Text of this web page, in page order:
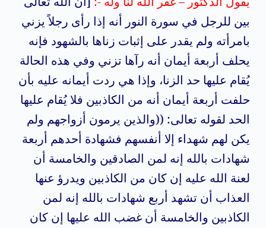
بين للرجل في سورة النور أنه إذا رأى رجلاً يزني
بامرأته ولم يقدر على إثبات زناها بالشهود فإنه
يحلف أربعة أيمان أنه رآها تزني وفي هذه الحالة
يُقام عليها حد الزنا، وإذا هي ردت أيمانه عليه بأن
حلفت أربعة أيمان أنه من الكاذبين فلا يُقام عليها
الحد لقوله تعالى: ((والذين يرمون أزواجهم ولم
يكن لهم شهداء إلا أنفسهم فشهادة أحدهم أربعة
شهادات بالله إنه لمن الصادقين والخامسة أن
لعنة الله عليه إن كان من الكاذبين ويدرؤ عنها
العذاب أن تشهد أربع شهادات بالله إنه لمن
الكاذبين والخامسة أن غضب الله عليها إن كان